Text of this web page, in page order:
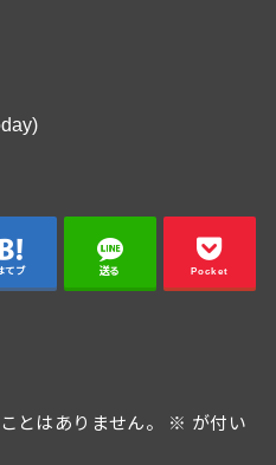
てブ 送る Pocket
とはありません。 ※ が付い